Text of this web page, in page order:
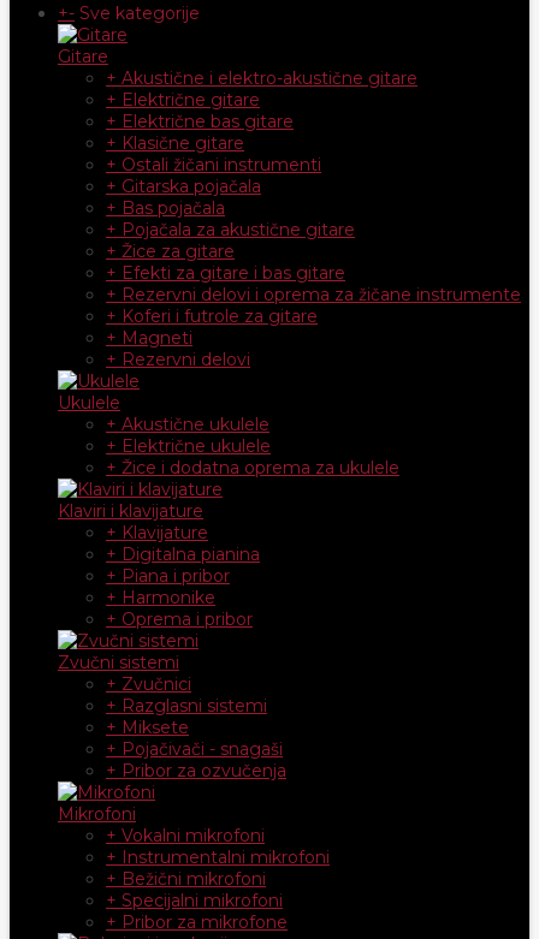
+- Sve kategorije
Gitare
+ Akustične i elektro-akustične gitare
+ Električne gitare
+ Električne bas gitare
+ Klasične gitare
+ Ostali žičani instrumenti
+ Gitarska pojačala
+ Bas pojačala
+ Pojačala za akustične gitare
+ Žice za gitare
+ Efekti za gitare i bas gitare
+ Rezervni delovi i oprema za žičane instrumente
+ Koferi i futrole za gitare
+ Magneti
+ Rezervni delovi
Ukulele
+ Akustične ukulele
+ Električne ukulele
+ Žice i dodatna oprema za ukulele
Klaviri i klavijature
+ Klavijature
+ Digitalna pianina
+ Piana i pribor
+ Harmonike
+ Oprema i pribor
Zvučni sistemi
+ Zvučnici
+ Razglasni sistemi
+ Miksete
+ Pojačivači - snagaši
+ Pribor za ozvučenja
Mikrofoni
+ Vokalni mikrofoni
+ Instrumentalni mikrofoni
+ Bežični mikrofoni
+ Specijalni mikrofoni
+ Pribor za mikrofone